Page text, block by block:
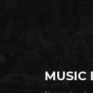
MUSIC